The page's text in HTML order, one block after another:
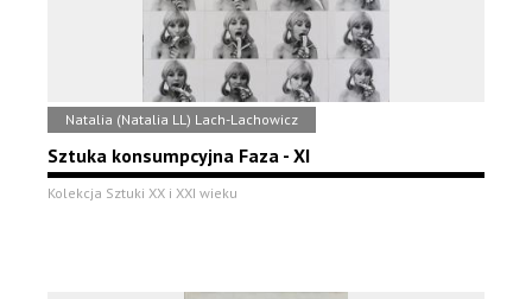
Natalia (Natalia LL) Lach-Lachowicz
Sztuka konsumpcyjna Faza - XI
Kolekcja Sztuki XX i XXI wieku